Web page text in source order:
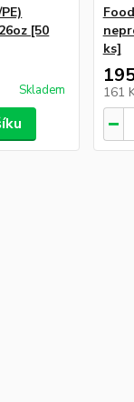
[50
Skladem
ks]
161